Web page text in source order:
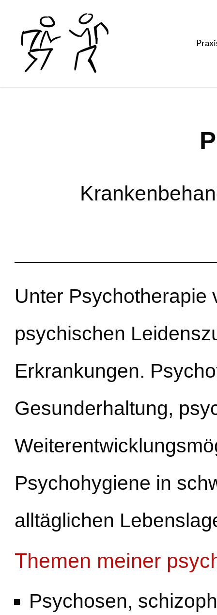
Unter Psychotherapie
psychischen
Erkrankungen.
Gesunderhaltung,
Psychohygiene in
alltäglichen
Themen meiner
Psychosen,